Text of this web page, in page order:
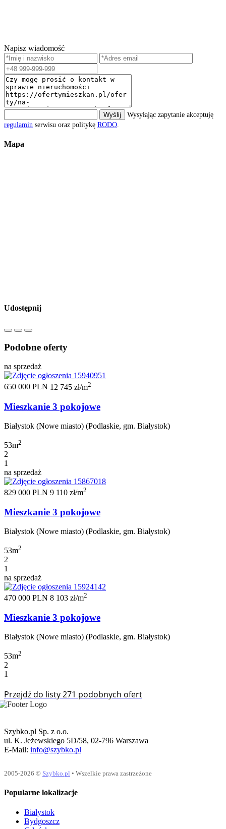
Napisz wiadomość
Wyślij
Wysyłając zapytanie akceptuję
regulamin serwisu oraz politykę RODO
Mapa
Udostępnij
Podobne oferty
na sprzedaż
650 000 PLN 12 745 zł/m2
Mieszkanie 3 pokojowe
Białystok (Nowe miasto) (Podlaskie, gm. Białystok)
53m2
2
1
na sprzedaż
829 000 PLN 9 110 zł/m2
Mieszkanie 3 pokojowe
Białystok (Nowe miasto) (Podlaskie, gm. Białystok)
53m2
2
1
na sprzedaż
470 000 PLN 8 103 zł/m2
Mieszkanie 3 pokojowe
Białystok (Nowe miasto) (Podlaskie, gm. Białystok)
53m2
2
1
Przejdź do listy 271 podobnych ofert
Szybko.pl Sp. z o.o.
ul. K. Jeżewskiego 5D/58, 02-796 Warszawa
E-Mail: info@szybko.pl
2005-2026 © Szybko.pl • Wszelkie prawa zastrzeżone
Popularne lokalizacje
Białystok
Bydgoszcz